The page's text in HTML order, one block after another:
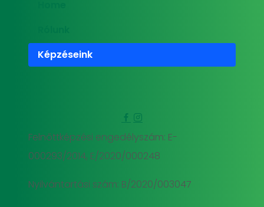
Képzéseink
Felnőttképzési engedélyszám: E-
000293/2014, E/2020/000248
Nyilvántartási szám: B/2020/003047